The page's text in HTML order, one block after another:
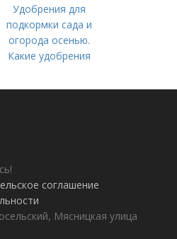
Удобрения для
подкормки сада и
огорода осенью.
Какие удобрения
правильно это
соглашение
Мясницкая улица